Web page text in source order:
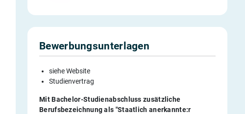
Bewerbungsunterlagen
siehe Website
Studienvertrag
Mit Bachelor-Studienabschluss zusätzliche
Berufsbezeichnung als "Staatlich anerkannte:r